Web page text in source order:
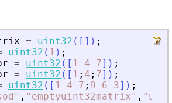
= uint32 ( [ ] ) ;
uint32 ( 1 ) ;
= uint32 ( [ 1 4 7] ) ;
= uint32 ( [ 1 ; 4 ; 7] ) ;
uint32 ( [ 1 4 7 ; 9 6 3] ) ;
" , " emptyuint32matrix" , "